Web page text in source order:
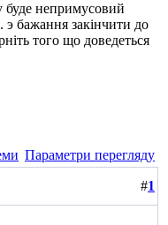
буде непримусовий
бажання закінчити до
того що доведеться
Параметри перегляду
#1